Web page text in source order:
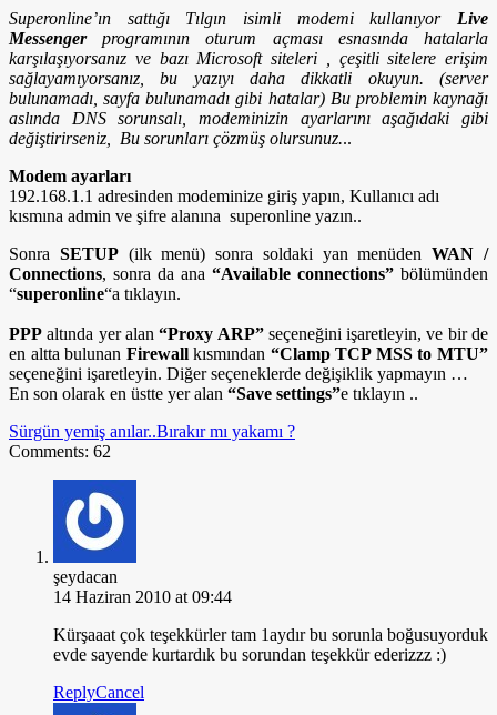
Superonline’ın sattığı Tılgın isimli modemi kullanıyor Live
Messengerprogramının oturum açması esnasında hatalarla
karşılaşıyorsanız ve bazı Microsoft siteleri , çeşitli sitelere erişim
sağlayamıyorsanız, bu yazıyı daha dikkatli okuyun. (server
bulunamadı, sayfa bulunamadı gibi hatalar) Bu problemin kaynağı
aslında DNS sorunsalı, modeminizin ayarlarını aşağıdaki gibi
değiştirirseniz, Bu sorunları çözmüş olursunuz...
Modem ayarları
192.168.1.1 adresinden modeminize giriş yapın, Kullanıcı adı
kısmına admin ve şifre alanına superonline yazın..
Sonra SETUP(ilk menü) sonra soldaki yan menüden WAN /
Connections, sonra da ana “Available connections” bölümünden
“superonline“a tıklayın.
PPP altında yer alan“Proxy ARP”seçeneğini işaretleyin, ve bir de
en altta bulunan Firewallkısmından “Clamp TCP MSS to MTU”
seçeneğini işaretleyin. Diğer seçeneklerde değişiklik yapmayın …
En son olarak en üstte yer alan “Save settings”e tıklayın ..
Sürgün yemiş anılar..Bırakır mı yakamı ?
Comments: 62
şeydacan
14 Haziran 2010 at 09:44
Kürşaaat çok teşekkürler tam 1aydır bu sorunla boğusuyorduk
evde sayende kurtardık bu sorundan teşekkür ederizzz :)
ReplyCancel